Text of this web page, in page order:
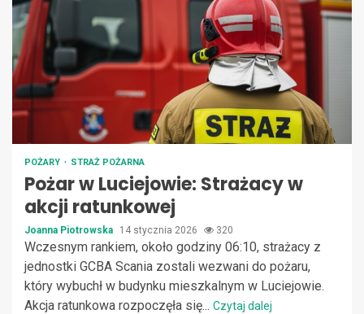
POŻARY STRAŻ POŻARNA
Pożar w Luciejowie: Strażacy w
akcji ratunkowej
Joanna Piotrowska 14 stycznia 2026 320
Wczesnym rankiem, około godziny 06:10, strażacy z
jednostki GCBA Scania zostali wezwani do pożaru,
który wybuchł w budynku mieszkalnym w Luciejowie.
Akcja ratunkowa rozpoczęła się... Czytaj dalej